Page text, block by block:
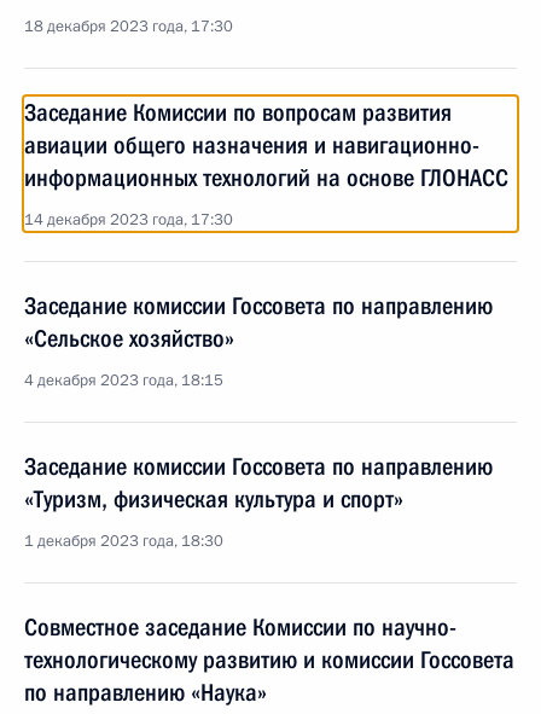
18 декабря 2023 года, 17:30
Заседание Комиссии по вопросам развития
авиации общего назначения и навигационно-
информационных технологий на основе ГЛОНАСС
14 декабря 2023 года, 17:30
Заседание комиссии Госсовета по направлению
«Сельское хозяйство»
4 декабря 2023 года, 18:15
Заседание комиссии Госсовета по направлению
«Туризм, физическая культура и спорт»
1 декабря 2023 года, 18:30
Совместное заседание Комиссии по научно-
технологическому развитию и комиссии Госсовета
по направлению «Наука»